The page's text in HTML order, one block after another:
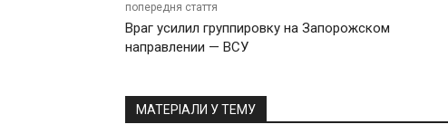
попередня стаття
Враг усилил группировку на Запорожском
направлении — ВСУ
МАТЕРІАЛИ У ТЕМУ